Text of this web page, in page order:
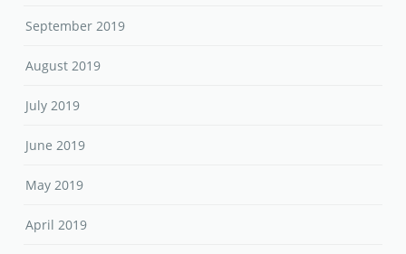
September 2019
August 2019
July 2019
June 2019
May 2019
April 2019